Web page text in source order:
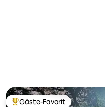
Gäste-Favorit